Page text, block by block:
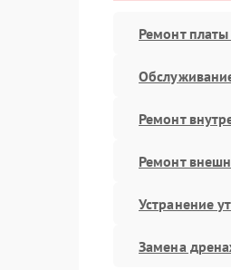
Ремонт
Ремонт
Ремонт
Устранение
Замена